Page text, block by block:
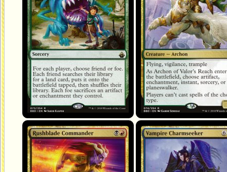
Rushblade Commander Vampire Charmseeker